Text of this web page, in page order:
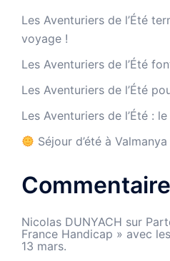
Les Aventuriers de l’Été
voyage !
Les Aventuriers de l’Été
Les Aventuriers de l’Été
Les Aventuriers de l’Été :
Séjour d’été à
Nicolas DUNYACH sur
France Handicap » avec
13 mars.